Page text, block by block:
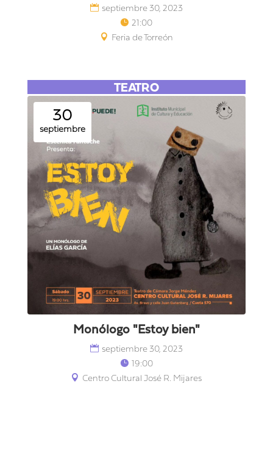
septiembre 30, 2023
21:00
Feria de Torreón
TEATRO
30
septiembre
Monólogo "Estoy bien"
septiembre 30, 2023
19:00
Centro Cultural José R. Mijares